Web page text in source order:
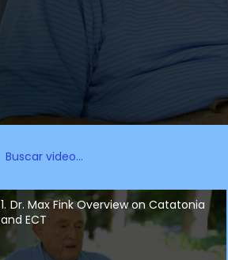
videos
1. Dr. Max Fink Overview on Catatonia
and ECT